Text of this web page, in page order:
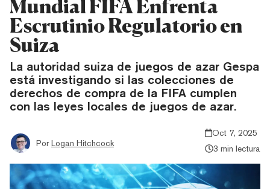
Mundial FIFA Enfrenta
Escrutinio Regulatorio en
Suiza
La autoridad suiza de juegos de azar Gespa
está investigando si las colecciones de
derechos de compra de la FIFA cumplen
con las leyes locales de juegos de azar.
Por Logan Hitchcock
Oct 7, 2025
3 min lectura